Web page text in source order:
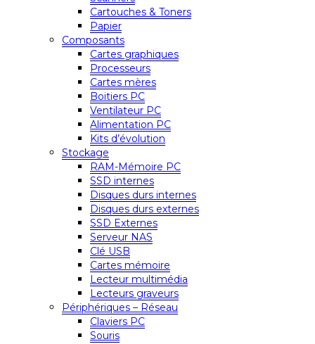
Cartouches & Toners
Papier
Composants
Cartes graphiques
Processeurs
Cartes mères
Boitiers PC
Ventilateur PC
Alimentation PC
Kits d’évolution
Stockage
RAM-Mémoire PC
SSD internes
Disques durs internes
Disques durs externes
SSD Externes
Serveur NAS
Clé USB
Cartes mémoire
Lecteur multimédia
Lecteurs graveurs
Périphériques – Réseau
Claviers PC
Souris